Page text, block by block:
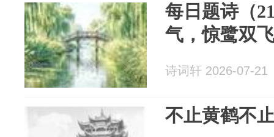
每日题诗（
气，惊鹭双
诗词轩 2026-07-21
不止黄鹤不